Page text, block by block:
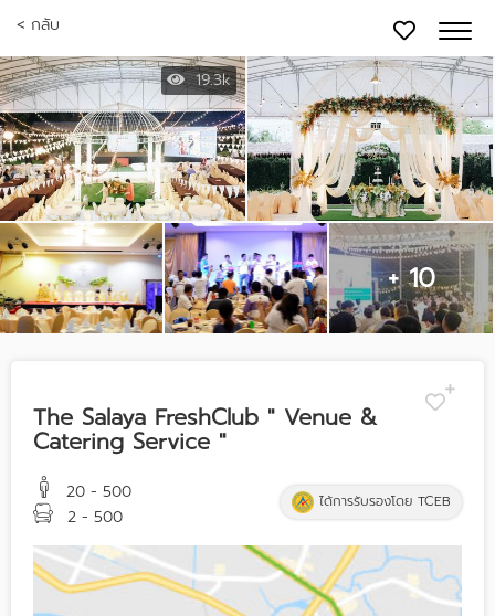
< กลับ
19.3k
+ 10
The Salaya FreshClub " Venue &
Catering Service "
20 - 500
2 - 500
ได้การรับรองโดย TCEB